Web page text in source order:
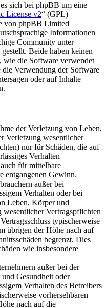
sich bei phpBB um eine
License v2“ (GPL)
von phpBB Limited
Informationen
Community unter
Beide haben keinen
wie die Software verwendet
Verwendung der Software
oder auf Inhalte
der Verletzung von Leben,
Verletzung wesentlicher
nur für Schäden, die auf
Verhalten
für mittelbare
entgangenen Gewinn.
außer bei
Verhalten oder bei
Leben, Körper und
Vertragspflichten
typischerweise
übrigen der Höhe nach auf
begrenzt. Dies
wie insbesondere
außer bei der
Gesundheit oder
Verhalten des Betreibers
vorhersehbaren
nach auf die